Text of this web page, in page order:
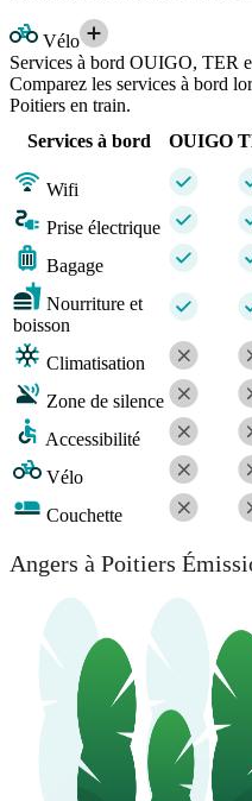
Vélo
Services à bord OUIGO, TER
Comparez les services à bord
Poitiers en train.
Services à bord
OUIGO
Wifi
Prise électrique
Bagage
Nourriture et
boisson
Climatisation
Zone de silence
Accessibilité
Vélo
Couchette
Angers à Poitiers